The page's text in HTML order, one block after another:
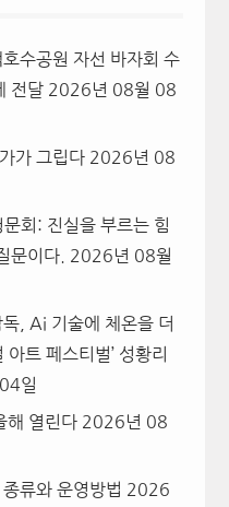
수공원 자선 바자회 수
전달 2026년 08월 08
가 그립다 2026년 08
회: 진실을 부르는 힘
문이다.
2026년 08월
독, Ai 기술에 체온을 더
트 페스티벌’ 성황리
일
해 열린다 2026년 08
류와 운영방법 2026